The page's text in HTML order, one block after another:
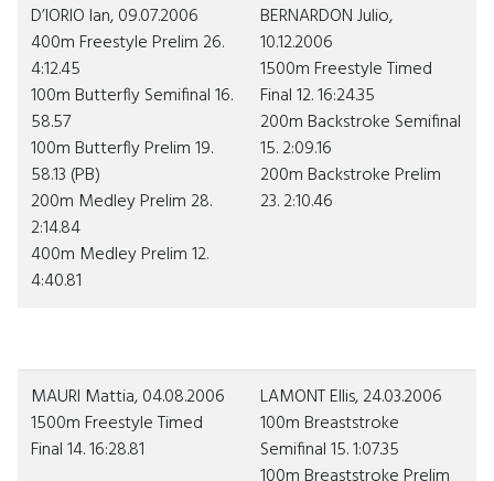
D’IORIO Ian, 09.07.2006
400m Freestyle Prelim 26.
4:12.45
100m Butterfly Semifinal 16.
58.57
100m Butterfly Prelim 19.
58.13 (PB)
200m Medley Prelim 28.
2:14.84
400m Medley Prelim 12.
4:40.81
BERNARDON Julio,
10.12.2006
1500m Freestyle Timed
Final 12. 16:24.35
200m Backstroke Semifinal
15. 2:09.16
200m Backstroke Prelim
23. 2:10.46
MAURI Mattia, 04.08.2006
1500m Freestyle Timed
Final 14. 16:28.81
LAMONT Ellis, 24.03.2006
100m Breaststroke
Semifinal 15. 1:07.35